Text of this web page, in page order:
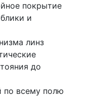
покрытие
и
линз
до
по всему полю